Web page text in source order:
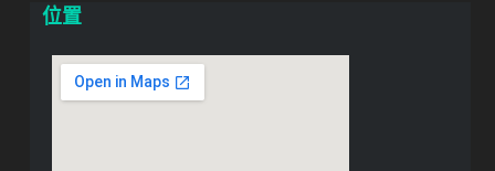
位置